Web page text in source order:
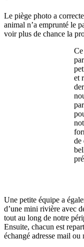
Le piège photo a
animal n’a emprunté le
voir plus de chance la
et
de
Une petite équipe a
d’une mini rivière avec
tout au long de notre
Ensuite, chacun est
échangé adresse mail